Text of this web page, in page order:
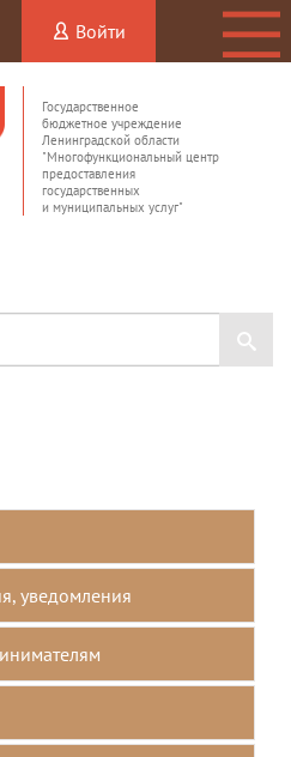
Войти
Государственное
бюджетное учреждение
Ленинградской области
"Многофункциональный центр
предоставления
государственных
и муниципальных услуг"
уведомления